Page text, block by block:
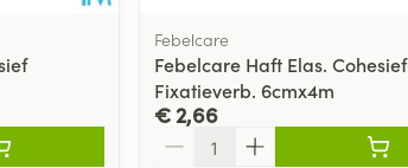
Febelcare
Febelcare Haft Elas. Cohesief
Fixatieverb. 6cmx4m
€ 2,66